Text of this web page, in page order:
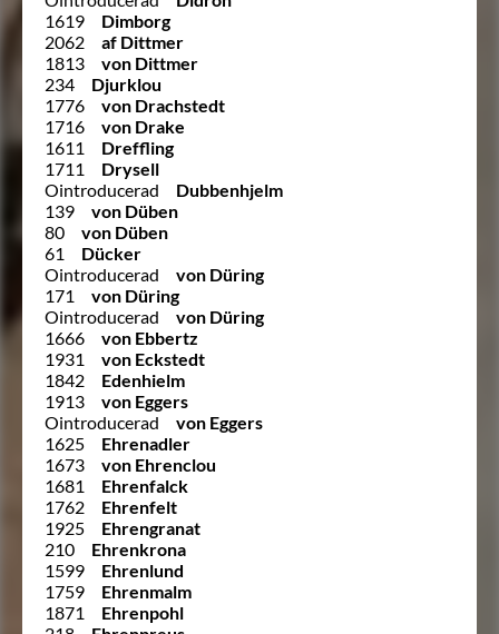
1619
Dimborg
2062
af Dittmer
1813
von Dittmer
234
Djurklou
1776
von Drachstedt
1716
von Drake
1611
Dreffling
1711
Drysell
Ointroducerad
Dubbenhjelm
139
von Düben
80
von Düben
61
Dücker
Ointroducerad
von Düring
171
von Düring
Ointroducerad
von Düring
1666
von Ebbertz
1931
von Eckstedt
1842
Edenhielm
1913
von Eggers
Ointroducerad
von Eggers
1625
Ehrenadler
1673
von Ehrenclou
1681
Ehrenfalck
1762
Ehrenfelt
1925
Ehrengranat
210
Ehrenkrona
1599
Ehrenlund
1759
Ehrenmalm
1871
Ehrenpohl